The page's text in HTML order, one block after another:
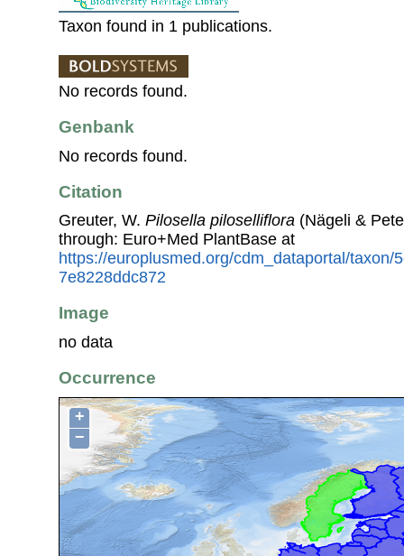
Taxon found in 1 publications.
No records found.
Genbank
No records found.
Citation
Greuter, W. Pilosella piloselliflora (Nägeli &
through: Euro+Med PlantBase at
https://europlusmed.org/cdm_dataportal/taxon/
7e8228ddc872
Image
no data
Occurrence
+
−